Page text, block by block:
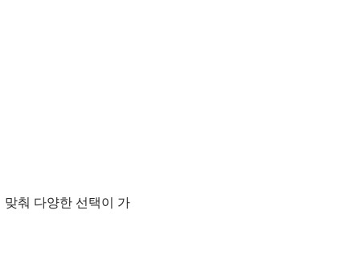
춰 다양한 선택이 가